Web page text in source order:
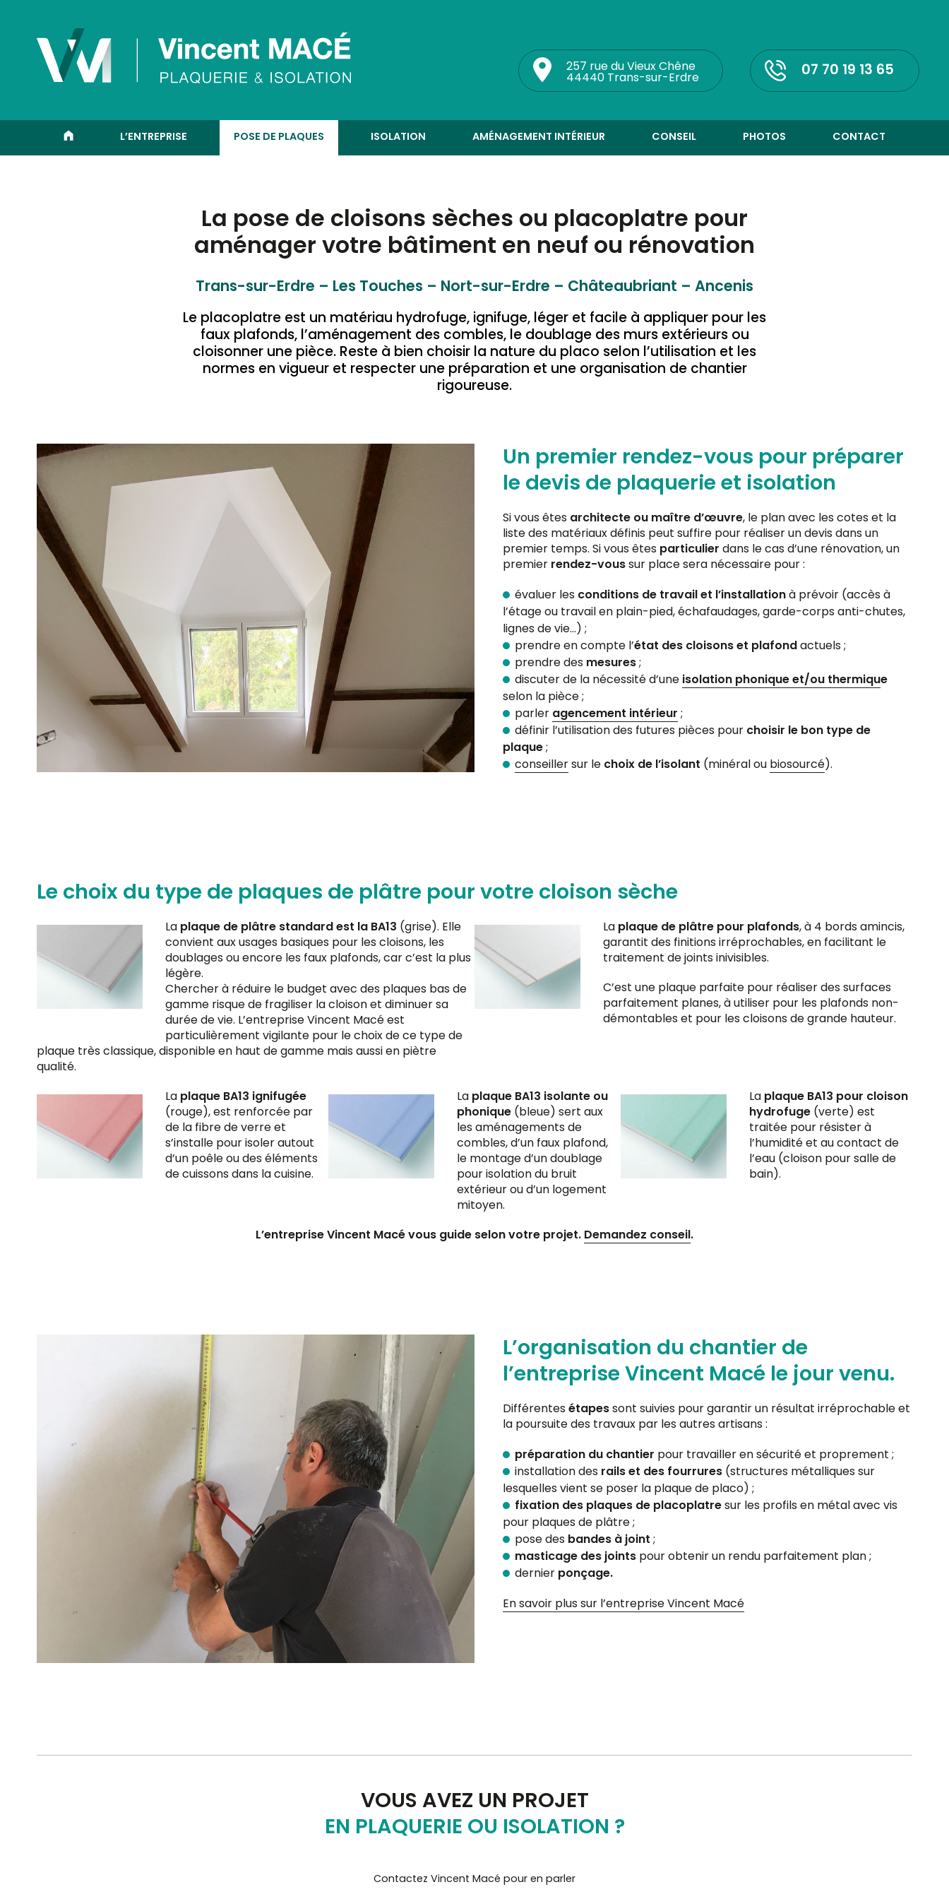
257 rue du Vieux Chêne
44440 Trans-sur-Erdre 07 70 19 13 65
ACCUEIL L’ENTREPRISE POSE DE PLAQUES ISOLATION AMÉNAGEMENT INTÉRIEUR CONSEIL PHOTOS CONTACT
La pose de cloisons sèches ou placoplatre pour
aménager votre bâtiment en neuf ou rénovation
Trans-sur-Erdre – Les Touches – Nort-sur-Erdre – Châteaubriant – Ancenis
Le placoplatre est un matériau hydrofuge, ignifuge, léger et facile à appliquer pour les
faux plafonds, l’aménagement des combles, le doublage des murs extérieurs ou
cloisonner une pièce. Reste à bien choisir la nature du placo selon l’utilisation et les
normes en vigueur et respecter une préparation et une organisation de chantier
rigoureuse.
Un premier rendez-vous pour préparer
le devis de plaquerie et isolation
Si vous êtes architecte ou maître d’œuvre, le plan avec les cotes et la
liste des matériaux définis peut suffire pour réaliser un devis dans un
premier temps. Si vous êtes particulier dans le cas d’une rénovation, un
premier rendez-voussur place sera nécessaire pour :
évaluer les conditions de travail et l’installationà prévoir (accès à
l’étage ou travail en plain-pied, échafaudages, garde-corps anti-chutes,
lignes de vie…) ;
prendre en compte l’état des cloisons et plafondactuels ;
prendre des mesures;
discuter de la nécessité d’une isolation phonique et/ou thermique
selon la pièce ;
parler agencement intérieur ;
définir l’utilisation des futures pièces pour choisir le bon type de
plaque;
conseillersur le choix de l’isolant (minéral ou biosourcé).
Le choix du type de plaques de plâtre pour votre cloison sèche
La plaque de plâtre standard est la BA13 (grise). Elle
convient aux usages basiques pour les cloisons, les
doublages ou encore les faux plafonds, car c’est la plus
légère.
Chercher à réduire le budget avec des plaques bas de
gamme risque de fragiliser la cloison et diminuer sa
durée de vie. L’entreprise Vincent Macé est
particulièrement vigilante pour le choix de ce type de
plaque très classique, disponible en haut de gamme mais aussi en piètre
qualité.
La plaque de plâtre pour plafonds, à 4 bords amincis,
garantit des finitions irréprochables, en facilitant le
traitement de joints inivisibles.
C’est une plaque parfaite pour réaliser des surfaces
parfaitement planes, à utiliser pour les plafonds non-
démontables et pour les cloisons de grande hauteur.
La plaque BA13 ignifugée
(rouge), est renforcée par
de la fibre de verre et
s’installe pour isoler autout
d’un poêle ou des éléments
de cuissons dans la cuisine.
La plaque BA13 isolante ou
phonique (bleue) sert aux
les aménagements de
combles, d’un faux plafond,
le montage d’un doublage
pour isolation du bruit
extérieur ou d’un logement
mitoyen.
La plaque BA13 pour cloison
hydrofuge(verte) est
traitée pour résister à
l’humidité et au contact de
l’eau (cloison pour salle de
bain).
L’entreprise Vincent Macé vous guide selon votre projet. Demandez conseil.
L’organisation du chantier de
l’entreprise Vincent Macé le jour venu.
Différentesétapessont suivies pour garantir un résultat irréprochable et
la poursuite des travaux par les autres artisans :
préparation du chantier pour travailler en sécurité et proprement ;
installation des rails et des fourrures (structures métalliques sur
lesquelles vient se poser la plaque de placo) ;
fixation des plaques de placoplatresur les profils en métal avec vis
pour plaques de plâtre ;
pose des bandes à joint ;
masticage des joints pour obtenir un rendu parfaitement plan ;
dernier ponçage.
En savoir plus sur l’entreprise Vincent Macé
VOUS AVEZ UN PROJET
EN PLAQUERIE OU ISOLATION ?
Contactez Vincent Macé pour en parler